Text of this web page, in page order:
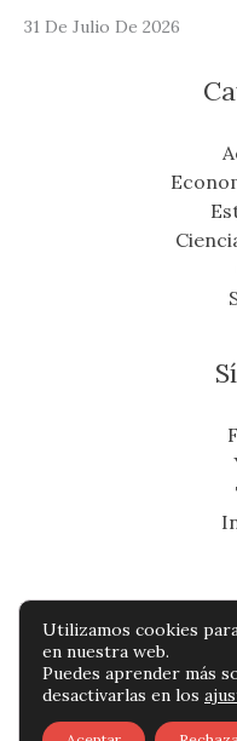
31 De Julio De 2026
Copyright ©
Política de
Utilizamos cookies
en nuestra web.
Puedes aprender más
desactivarlas en los